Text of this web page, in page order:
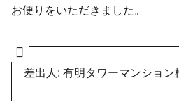
お便りをいただきました。
差出人: 有明タワーマンション